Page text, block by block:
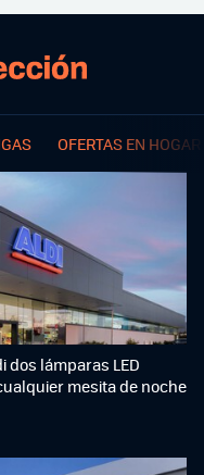
OFERTAS EN
dos lámparas LED
mesita de noche